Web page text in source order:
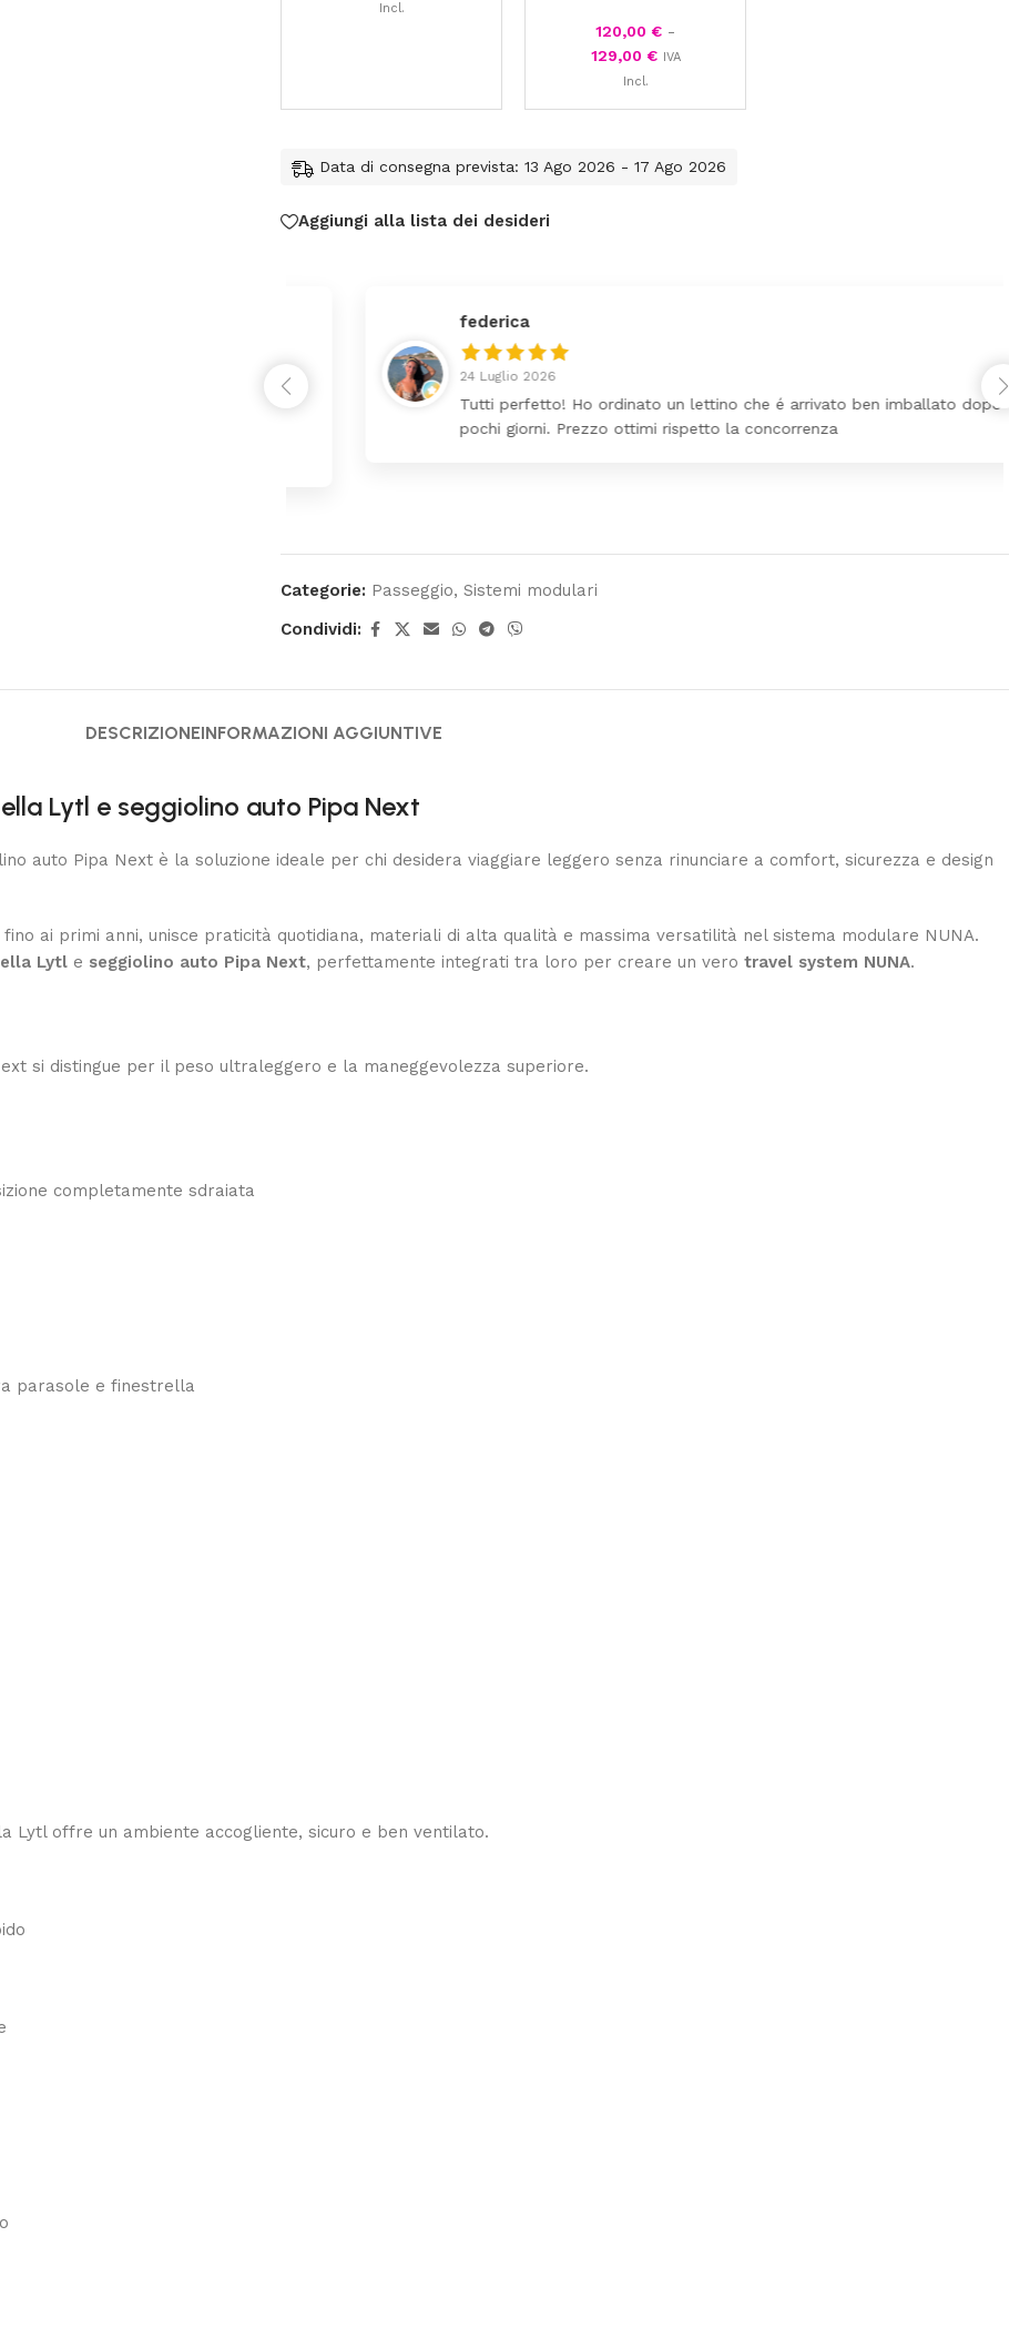
Incl.
120,00 € -
129,00 € IVA
Incl.
Data di consegna prevista: 13 Ago 2026 - 17 Ago 2026
Aggiungi alla lista dei desideri
federica
24 Luglio 2026
Tutti perfetto! Ho ordinato un lettino che é arrivato ben imballato dopo
pochi giorni. Prezzo ottimi rispetto la concorrenza
Categorie: Passeggio, Sistemi modulari
Condividi:
DESCRIZIONEINFORMAZIONI AGGIUNTIVE
Lytl e seggiolino auto Pipa Next
auto Pipa Next è la soluzione ideale per chi desidera viaggiare leggero senza rinunciare a comfort, sicurezza e design
ai primi anni, unisce praticità quotidiana, materiali di alta qualità e massima versatilità nel sistema modulare NUNA.
Lytl e seggiolino auto Pipa Next, perfettamente integrati tra loro per creare un vero travel system NUNA.
si distingue per il peso ultraleggero e la maneggevolezza superiore.
completamente sdraiata
parasole e finestrella
Lytl offre un ambiente accogliente, sicuro e ben ventilato.